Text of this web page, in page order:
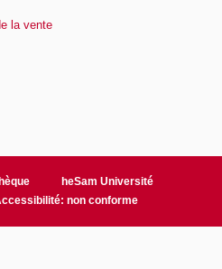
la vente
heSam Université
non conforme